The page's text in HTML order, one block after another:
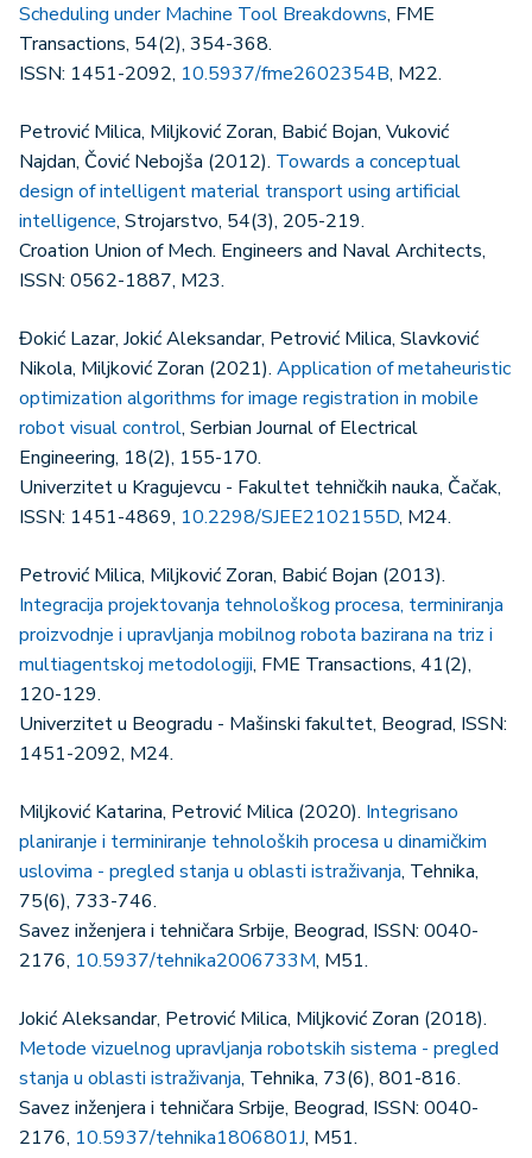
Scheduling under Machine Tool Breakdowns, FME
Transactions, 54(2), 354-368.
ISSN: 1451-2092, 10.5937/fme2602354B, M22.
Petrović Milica, Miljković Zoran, Babić Bojan, Vuković
Najdan, Čović Nebojša (2012). Towards a conceptual
design of intelligent material transport using artificial
intelligence, Strojarstvo, 54(3), 205-219.
Croation Union of Mech. Engineers and Naval Architects,
ISSN: 0562-1887, M23.
Đokić Lazar, Jokić Aleksandar, Petrović Milica, Slavković
Nikola, Miljković Zoran (2021). Application of metaheuristic
optimization algorithms for image registration in mobile
robot visual control, Serbian Journal of Electrical
Engineering, 18(2), 155-170.
Univerzitet u Kragujevcu - Fakultet tehničkih nauka, Čačak,
ISSN: 1451-4869, 10.2298/SJEE2102155D, M24.
Petrović Milica, Miljković Zoran, Babić Bojan (2013).
Integracija projektovanja tehnološkog procesa, terminiranja
proizvodnje i upravljanja mobilnog robota bazirana na triz i
multiagentskoj metodologiji, FME Transactions, 41(2),
120-129.
Univerzitet u Beogradu - Mašinski fakultet, Beograd, ISSN:
1451-2092, M24.
Miljković Katarina, Petrović Milica (2020). Integrisano
planiranje i terminiranje tehnoloških procesa u dinamičkim
uslovima - pregled stanja u oblasti istraživanja, Tehnika,
75(6), 733-746.
Savez inženjera i tehničara Srbije, Beograd, ISSN: 0040-
2176, 10.5937/tehnika2006733M, M51.
Jokić Aleksandar, Petrović Milica, Miljković Zoran (2018).
Metode vizuelnog upravljanja robotskih sistema - pregled
stanja u oblasti istraživanja, Tehnika, 73(6), 801-816.
Savez inženjera i tehničara Srbije, Beograd, ISSN: 0040-
2176, 10.5937/tehnika1806801J, M51.